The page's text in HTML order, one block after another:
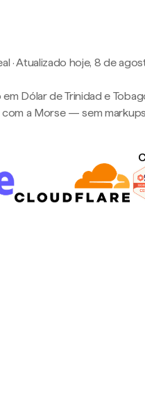
·Atualizado hoje, 8 de
Dólar de Trinidad e
com a Morse — sem markups